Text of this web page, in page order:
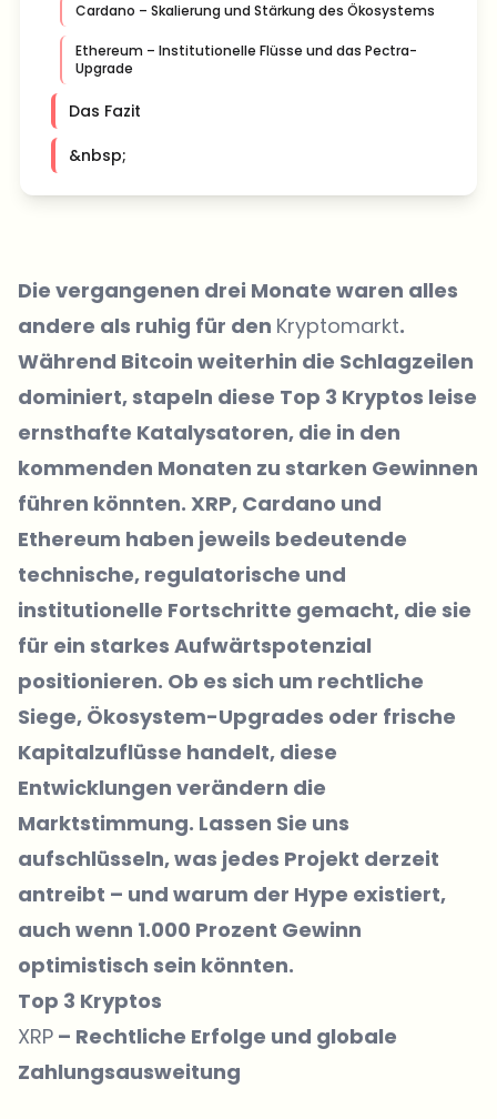
Cardano – Skalierung und Stärkung des Ökosystems
Ethereum – Institutionelle Flüsse und das Pectra-
Upgrade
Das Fazit
&nbsp;
Die vergangenen drei Monate waren alles
andere als ruhig für den Kryptomarkt.
Während Bitcoin weiterhin die Schlagzeilen
dominiert, stapeln diese Top 3 Kryptos leise
ernsthafte Katalysatoren, die in den
kommenden Monaten zu starken Gewinnen
führen könnten. XRP, Cardano und
Ethereum haben jeweils bedeutende
technische, regulatorische und
institutionelle Fortschritte gemacht, die sie
für ein starkes Aufwärtspotenzial
positionieren. Ob es sich um rechtliche
Siege, Ökosystem-Upgrades oder frische
Kapitalzuflüsse handelt, diese
Entwicklungen verändern die
Marktstimmung. Lassen Sie uns
aufschlüsseln, was jedes Projekt derzeit
antreibt – und warum der Hype existiert,
auch wenn 1.000 Prozent Gewinn
optimistisch sein könnten.
Top 3 Kryptos
XRP – Rechtliche Erfolge und globale
Zahlungsausweitung